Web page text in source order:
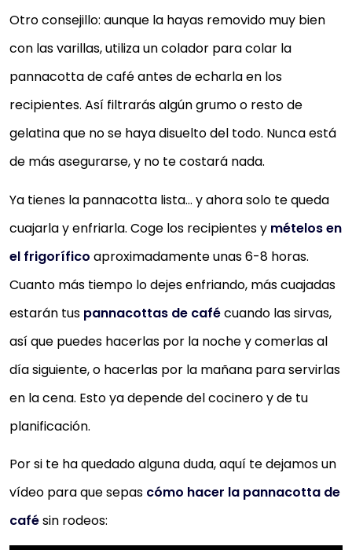
Otro consejillo: aunque la hayas removido muy bien
con las varillas, utiliza un colador para colar la
pannacotta de café antes de echarla en los
recipientes. Así filtrarás algún grumo o resto de
gelatina que no se haya disuelto del todo. Nunca está
de más asegurarse, y no te costará nada.
Ya tienes la pannacotta lista… y ahora solo te queda
cuajarla y enfriarla. Coge los recipientes y mételos en
el frigorífico aproximadamente unas 6-8 horas.
Cuanto más tiempo lo dejes enfriando, más cuajadas
estarán tus pannacottas de cafécuando las sirvas,
así que puedes hacerlas por la noche y comerlas al
día siguiente, o hacerlas por la mañana para servirlas
en la cena. Esto ya depende del cocinero y de tu
planificación.
Por si te ha quedado alguna duda, aquí te dejamos un
vídeo para que sepas cómo hacer la pannacotta de
cafésin rodeos: